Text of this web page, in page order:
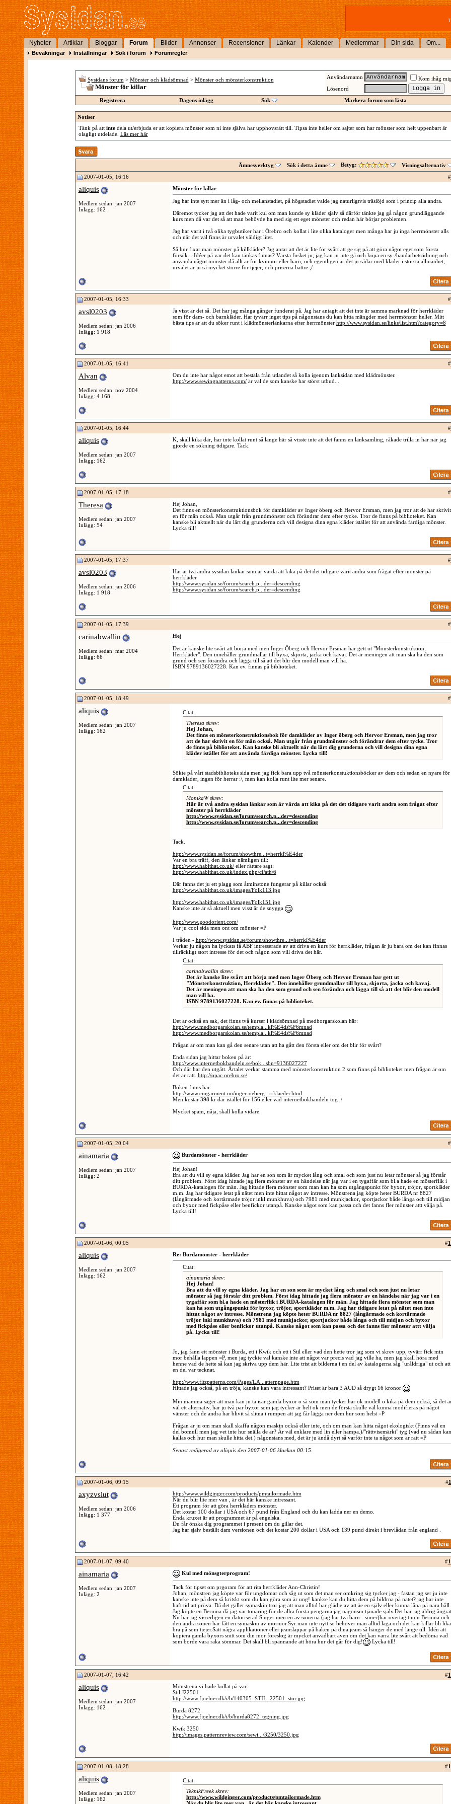
Nyheter Artiklar Bloggar Forum Bilder Annonser Recensioner Länkar Kalender Medlemmar Din sida Om...
Bevakningar Inställningar Sök i forum Forumregler
Sysidans forum > Mönster och klädsömnad > Mönster och mönsterkonstruktion
Mönster för killar
Användarnamn
Kom ihåg
Lösenord
Registrera
Dagens inlägg Sök Markera forum som lästa
Notiser
Tänk på att intedela ut/erbjuda er att kopiera mönster som ni inte själva har upphovsrätt till. Tipsa inte heller om sajter som har mönster som helt uppenbart är
olagligt utdelade. Läs mer här
Ämnesverktyg Sök i detta ämne Betyg:
Visningsalternativ
2007-01-05, 16:16
#
aliquis
Medlem sedan: jan 2007
Inlägg: 162
Mönster för killar
Jag har inte sytt mer än i låg- och mellanstadiet, på högstadiet valde jag naturligtvis träslöjd som i princip alla andra.
Däremot tycker jag att det hade varit kul om man kunde sy kläder själv så därför tänkte jag gå någon grundläggande
kurs men då var det så att man behövde ha med sig ett eget mönster och redan här börjar problemen.
Jag har varit i två olika tygbutiker här i Örebro och kollat i lite olika kataloger men många har ju inga herrmönster alls
och när det väl finns är urvalet väldigt litet.
Så hur fixar man mönster på killkläder? Jag antar att det är lite för svårt att ge sig på att göra något eget som första
försök... Idéer på var det kan tänkas finnas? Värsta fusket ju, jag kan ju inte gå och köpa en sy-/handarbetstidning och
använda något mönster då allt är för kvinnor eller barn, och egentligen är det ju sådär med kläder i största allmänhet,
urvalet är ju så mycket större för tjejer, och priserna bättre ;/
2007-01-05, 16:33 #
avsl0203
Medlem sedan: jan 2006
Inlägg: 1 918
Ja visst är det så. Det har jag många gånger funderat på. Jag har antagit att det inte är samma marknad för herrkläder
som för dam- och barnkläder. Har tyvärr inget tips på någonstans du kan hitta mängder med herrmönster heller. Mitt
bästa tips är att du söker runt i klädmönsterlänkarna efter herrmönster http://www.sysidan.se/links/list.htm?category=8
2007-01-05, 16:41 #
Alvan
Medlem sedan: nov 2004
Inlägg: 4 168
Om du inte har något emot att bestäla från utlandet så kolla igenom länksidan med klädmönster.
http://www.sewingpatterns.com/är väl de som kanske har störst utbud...
2007-01-05, 16:44 #
aliquis
Medlem sedan: jan 2007
Inlägg: 162
K, skall kika där, har inte kollat runt så länge här så visste inte att det fanns en länksamling, råkade trilla in här när jag
gjorde en sökning tidigare. Tack.
2007-01-05, 17:18 #
Theresa
Medlem sedan: jan 2007
Inlägg: 54
Hej Johan,
Det finns en mönsterkonstruktionsbok för damkläder av Inger öberg och Hervor Ersman, men jag tror att de har skrivit
en för män också. Man utgår från grundmönster och förändrar dem efter tycke. Tror de finns på biblioteket. Kan
kanske bli aktuellt när du lärt dig grunderna och vill designa dina egna kläder istället för att använda färdiga mönster.
Lycka till!
2007-01-05, 17:37 #
avsl0203
Medlem sedan: jan 2006
Inlägg: 1 918
Här är två andra sysidan länkar som är värda att kika på det det tidigare varit andra som frågat efter mönster på
herrkläder
http://www.sysidan.se/forum/search.p...der=descending
http://www.sysidan.se/forum/search.p...der=descending
2007-01-05, 17:39 #
carinabwallin
Medlem sedan: mar 2004
Inlägg: 66
Hej
Det är kanske lite svårt att börja med men Inger Öberg och Hervor Ersman har gett ut "Mönsterkonstruktion,
Herrkläder". Den innehåller grundmallar till byxa, skjorta, jacka och kavaj. Det är meningen att man ska ha den som
grund och sen förändra och lägga till så att det blir den modell man vill ha.
ISBN 9789136027228. Kan ev. finnas på biblioteket.
2007-01-05, 18:49 #
aliquis
Medlem sedan: jan 2007
Inlägg: 162
Citat:
Theresa skrev:
Hej Johan,
Det finns en mönsterkonstruktionsbok för damkläder av Inger öberg och Hervor Ersman, men jag tror
att de har skrivit en för män också. Man utgår från grundmönster och förändrar dem efter tycke. Tror
de finns på biblioteket. Kan kanske bli aktuellt när du lärt dig grunderna och vill designa dina egna
kläder istället för att använda färdiga mönster. Lycka till!
Sökte på vårt stadsbiblioteks sida men jag fick bara upp två mönsterkonstuktionsböcker av dem och sedan en nyare för
damkläder, ingen för herrar :/, men kan kolla runt lite mer senare.
Citat:
MonikaW skrev:
Här är två andra sysidan länkar som är värda att kika på det det tidigare varit andra som frågat efter
mönster på herrkläder
http://www.sysidan.se/forum/search.p...der=descending
http://www.sysidan.se/forum/search.p...der=descending
Tack.
http://www.sysidan.se/forum/showthre...t=herrkl%E4der
Var en bra träff, den länkar nämligen till:
http://www.habithat.co.uk/eller rättare sagt:
http://www.habithat.co.uk/index.php/cPath/6
Där fanns det ju ett plagg som åtminstone fungerar på killar också:
http://www.habithat.co.uk/images/Folk113.jpg
http://www.habithat.co.uk/images/Folk151.jpg
Kanske inte är så aktuell men visst är de snygga
http://www.goodorient.com/
Var ju cool sida men ont om mönster =P
I tråden - http://www.sysidan.se/forum/showthre...t=herrkl%E4der
Verkar ju någon ha lyckats få ABF intresserade av att driva en kurs för herrkläder, frågan är ju bara om det kan finnas
tillräckligt stort intresse för det och någon som vill driva det här.
Citat:
carinabwallin skrev:
Det är kanske lite svårt att börja med men Inger Öberg och Hervor Ersman har gett ut
"Mönsterkonstruktion, Herrkläder". Den innehåller grundmallar till byxa, skjorta, jacka och kavaj.
Det är meningen att man ska ha den som grund och sen förändra och lägga till så att det blir den modell
man vill ha.
ISBN 9789136027228. Kan ev. finnas på biblioteket.
Det är också en sak, det finns två kurser i klädsömnad på medborgarskolan här:
http://www.medborgarskolan.se/templa...kl%E4ds%F6mnad
http://www.medborgarskolan.se/templa...kl%E4ds%F6mnad
Frågan är om man kan gå den senare utan att ha gått den första eller om det blir för svårt?
Enda sidan jag hittar boken på är:
http://www.internetbokhandeln.se/bok...sbn=9136027227
Och där har den utgått. Årtalet verkar stämma med mönsterkonstruktion 2 som finns på biblioteket men frågan är om
det är rätt. http://opac.orebro.se/
Boken finns här:
http://www.cmgarment.nu/inger-oeberg...rrklaeder.html
Men kostar 398 kr där istället för 156 eller vad internetbokhandeln tog :/
Mycket spam, nåja, skall kolla vidare.
2007-01-05, 20:04 #
ainamaria
Medlem sedan: jan 2007
Inlägg: 2
Burdamönster - herrkläder
Hej Johan!
Bra att du vill sy egna kläder. Jag har en son som är mycket lång och smal och som just nu letar mönster så jag förstår
ditt problem. Först idag hittade jag flera mönster av en händelse när jag var i en tygaffär som bl.a hade en mösterflik i
BURDA-katalogen för män. Jag hittade flera mönster som man kan ha som utgångspunkt för byxor, tröjor, sportkläder
m.m. Jag har tidigare letat på nätet men inte hittat något av intresse. Mönstrena jag köpte heter BURDA nr 8827
(långärmade och kortärmade tröjor inkl munkhuva) och 7981 med munkjackor, sportjackor både långa och till midjan
och byxor med fickpåse eller benfickor utanpå. Kanske något som kan passa och det fanns fler mönster attt välja på.
Lycka till!
2007-01-06, 00:05 #
aliquis
Medlem sedan: jan 2007
Inlägg: 162
Re: Burdamönster - herrkläder
Citat:
ainamaria skrev:
Hej Johan!
Bra att du vill sy egna kläder. Jag har en son som är mycket lång och smal och som just nu letar
mönster så jag förstår ditt problem. Först idag hittade jag flera mönster av en händelse när jag var i en
tygaffär som bl.a hade en mösterflik i BURDA-katalogen för män. Jag hittade flera mönster som man
kan ha som utgångspunkt för byxor, tröjor, sportkläder m.m. Jag har tidigare letat på nätet men inte
hittat något av intresse. Mönstrena jag köpte heter BURDA nr 8827 (långärmade och kortärmade
tröjor inkl munkhuva) och 7981 med munkjackor, sportjackor både långa och till midjan och byxor
med fickpåse eller benfickor utanpå. Kanske något som kan passa och det fanns fler mönster attt välja
på. Lycka till!
Jo, jag fann ett mönster i Burda, ett i Kwik och ett i Stil eller vad den hette tror jag som vi skrev upp, tyvärr fick min
mor behålla lappen =P, men jag tyckte väl kanske inte att något var precis vad jag ville ha, men jag skall höra med
henne vad de hette så kan jag skriva upp dem här. Lite trist att bilderna i en del av katalogerna såg "uråldriga" ut och att
en del var tecknat.
http://www.fitzpatterns.com/Pages/LA...atternpage.htm
Hittade jag också, på en tröja, kanske kan vara intressant? Priset är bara 3 AUD så drygt 16 kronor
Min mamma säger att man kan ju ta isär gamla byxor o så som man tycker har ok modell o kika på dem också, så det
väl ett alternativ, har ju två par byxor som jag tycker är helt ok men de första skulle väl kunna modifieras på något
vänster och de andra har blivit så slitna i rumpen att jag får lägga ner dem hur som helst =P
Frågan är ju om man skall skaffa någon maskin också eller inte, och om man kan hitta något ekologiskt (Finns väl en
del bomull men jag vet inte hur snälla de är? Är väl enklare med lin eller hampa.)/"rättvisemärkt" tyg (vad nu sådan kan
kallas och hur man skulle hitta det.) någonstans med, det är ju ändå dyrt så varför inte ta något som är rätt =P
Senast redigerad av aliquis den 2007-01-06 klockan 00:15
2007-01-06, 09:15 #
axyzvslut
Medlem sedan: jan 2006
Inlägg: 1 377
http://www.wildginger.com/products/pmtailormade.htm
När du blir lite mer van , är det här kanske intressant.
Ett program för att göra herrkläders mönster.
Det kostar 100 dollar i USA och 67 pund från England och du kan ladda ner en demo.
Enda kruxet är att programmet är på engelska.
Du får önska dig programmet i present om du gillar det.
Jag har själv beställt dam versionen och det kostar 200 dollar i USA och 139 pund direkt i brevlådan från england .
2007-01-07, 09:40 #
ainamaria
Medlem sedan: jan 2007
Inlägg: 2
Kul med mönsgterprogram!
Tack för tipset om prgoram för att rita herrkläder Ann-Christin!
Johan, mönstren jag köpte var för ungdomar och såg ut som det man ser omkring sig tycker jag - fastän jag ser ju inte
kanske inte på dem så kritskt som du kan göra som är ung! kankse kan du hitta dem på bildrna på nätet? jag har inte
haft tid att pröva. Då det gäller symaskin tror jag att man alltid har glädje av att äe en själv eller kunna låna på nära håll.
Jag köpte en Bernina då jag var tonåring för de allra första pengarna jag någonsin tjänade själv.Det har jag aldrig
Nu har jag visserligen en datoriserad Singer men en av sönerna (jag har två barn - söner)har övertagit min Bernina och
den andra sonen har fått en symaskin av mormor.Syr man inte nytt so behöver man alltid laga och det kan killar bli lika
bra på som tjejer.Sätt några applikationer eller jeanslappar på baken på dina jeans så hänger de med länge till. Idén att
kopiera gamla byxors snitt som din mor föreslog är mycket anvädbart även om det kan varra lite svårt att bedöma vad
som borde vara raka sömmar. Det skall bli spännande att höra hur det går för dig!
Lycka till!
2007-01-07, 16:42 #
aliquis
Medlem sedan: jan 2007
Inlägg: 162
Mönstrena vi hade kollat på var:
Stil J22501
http://www.fjoelner.dk/i/b/140305_STIL_22501_stor.jpg
Burda 8272
http://www.fjoelner.dk/i/b/burda8272_tegning.jpg
Kwik 3250
http://images.patternreview.com/sewi.../3250/3250.jpg
2007-01-08, 18:28 #
aliquis
Medlem sedan: jan 2007
Inlägg: 162
Citat:
TeknikFreek skrev:
http://www.wildginger.com/products/pmtailormade.htm